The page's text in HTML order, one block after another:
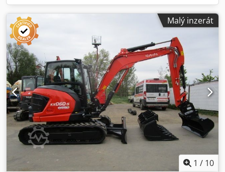
Malý inzerát
1 / 10